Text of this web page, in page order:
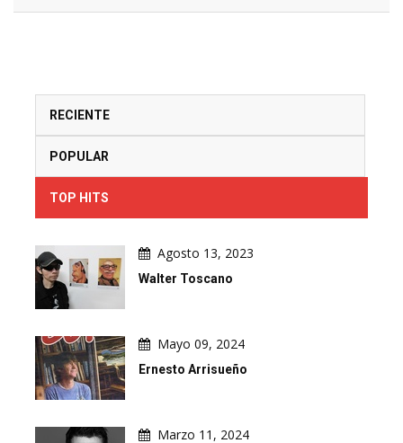
RECIENTE
POPULAR
TOP HITS
Agosto 13, 2023
Walter Toscano
Mayo 09, 2024
Ernesto Arrisueño
Marzo 11, 2024